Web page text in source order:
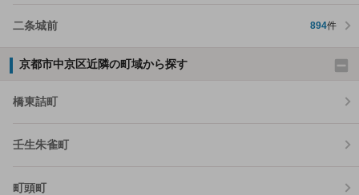
二条城前 894件
京都市中京区近隣の町域から探す
橋東詰町
壬生朱雀町
町頭町